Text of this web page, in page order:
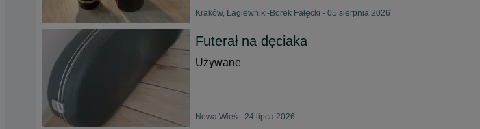
Kraków, Łagiewniki-Borek Fałęcki - 05 sierpnia 2026
Futerał na dęciaka
Używane
Nowa Wieś - 24 lipca 2026